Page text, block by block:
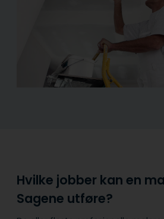
Hvilke jobber kan en
Sagene utføre?